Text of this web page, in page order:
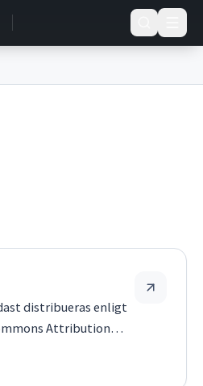
distribueras enligt
Attribution
3.0 distribueras